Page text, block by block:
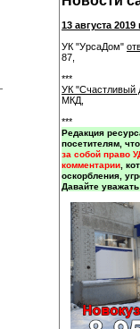
13 августа 2019
УК "УрсаДом"
87,
***
УК "Счастливый
МКД,
***
Редакция
посетителям, что
за собой право
комментарии ,
оскорбления,
Давайте уважать